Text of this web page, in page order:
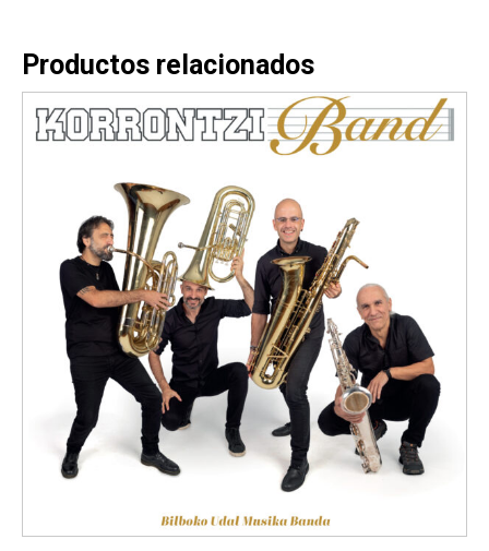
Productos relacionados